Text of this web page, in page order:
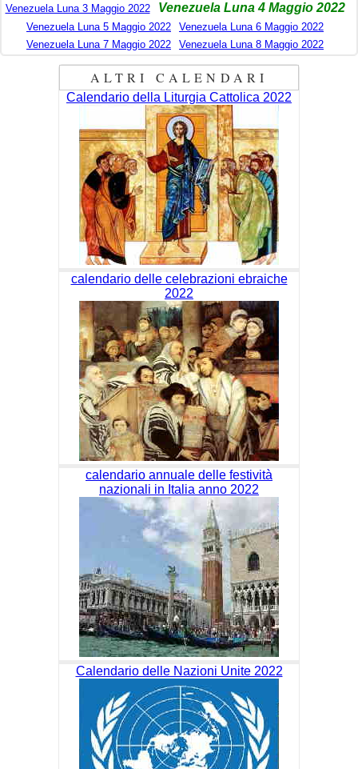
Venezuela Luna 3 Maggio 2022
Venezuela Luna 4 Maggio 2022
Venezuela Luna 5 Maggio 2022
Venezuela Luna 6 Maggio 2022
Venezuela Luna 7 Maggio 2022
Venezuela Luna 8 Maggio 2022
ALTRI CALENDARI
Calendario della Liturgia Cattolica 2022
calendario delle celebrazioni ebraiche
2022
calendario annuale delle festività
nazionali in Italia anno 2022
Calendario delle Nazioni Unite 2022